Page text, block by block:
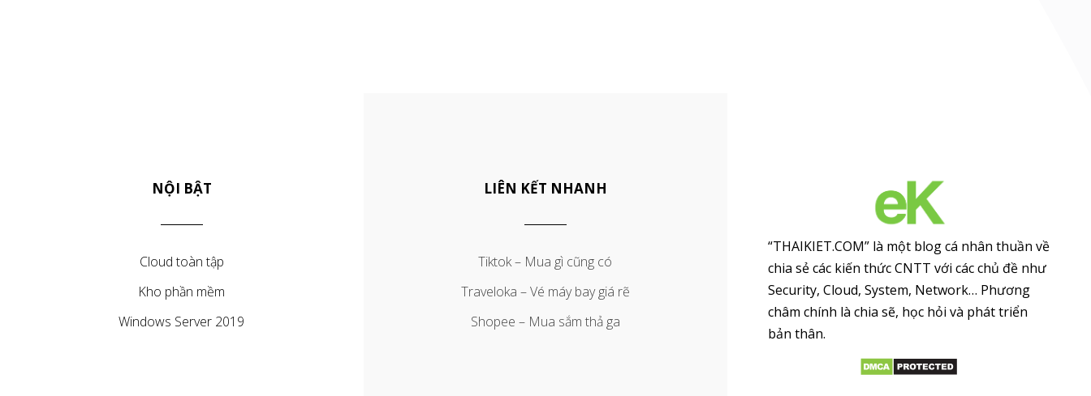
NỘI BẬT
Cloud toàn tập
Kho phần mềm
Windows Server 2019
LIÊN KẾT NHANH
Tiktok – Mua gì cũng có
Traveloka – Vé máy bay giá rẽ
Shopee – Mua sắm thả ga
“THAIKIET.COM” là một blog cá nhân thuần về
chia sẻ các kiến thức CNTT với các chủ đề như
Security, Cloud, System, Network… Phương
châm chính là chia sẽ, học hỏi và phát triển
bản thân.